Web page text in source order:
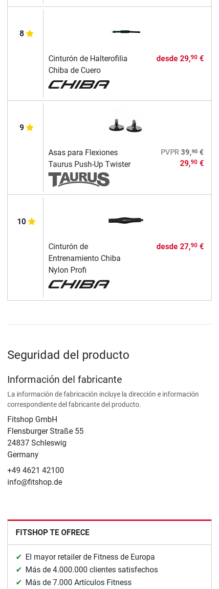
8
Cinturón de Halterofilia
Chiba de Cuero
desde 29,90€
9
Asas para Flexiones
Taurus Push-Up Twister
PVPR 39,90€
29,90€
10
Cinturón de
Entrenamiento Chiba
Nylon Profi
desde 27,90€
Seguridad del producto
Información del fabricante
La información de fabricación incluye la dirección e información
correspondiente del fabricante del producto.
Fitshop GmbH
Flensburger Straße 55
24837 Schleswig
Germany
+49 4621 42100
info@fitshop.de
FITSHOP TE OFRECE
El mayor retailer de Fitness de Europa
Más de 4.000.000 clientes satisfechos
Más de 7.000 Artículos Fitness